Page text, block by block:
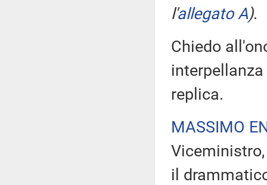
l'allegato A).
Chiedo
replica.
MASSIMO
il